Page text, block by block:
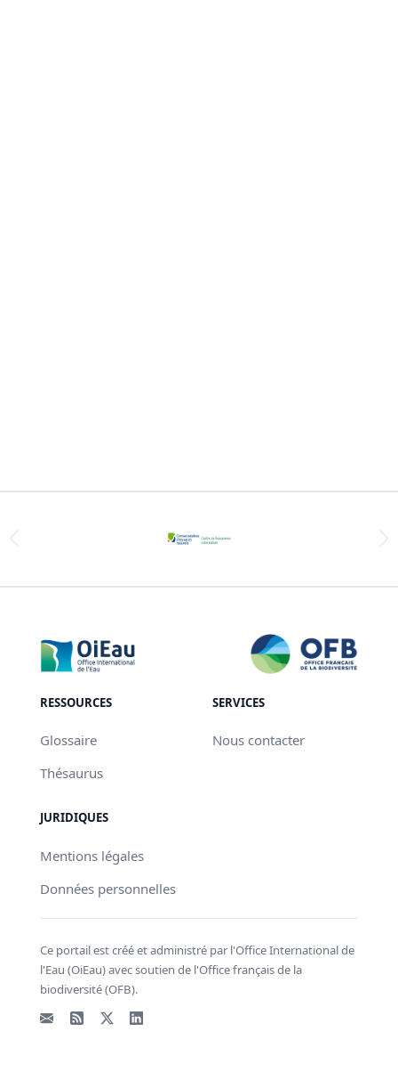
RESSOURCES
Glossaire
Thésaurus
SERVICES
Nous contacter
JURIDIQUES
Mentions légales
Données personnelles
Ce portail est créé et administré par l'Office International de
l'Eau (OiEau) avec soutien de l'Office français de la
biodiversité (OFB).